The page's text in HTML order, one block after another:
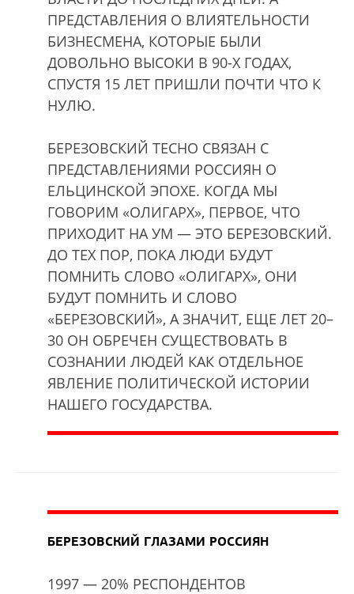
ПРЕДСТАВЛЕНИЯ О ВЛИЯТЕЛЬНОСТИ
БИЗНЕСМЕНА, КОТОРЫЕ БЫЛИ
ДОВОЛЬНО ВЫСОКИ В 90-Х ГОДАХ,
СПУСТЯ 15 ЛЕТ ПРИШЛИ ПОЧТИ ЧТО К
НУЛЮ.
БЕРЕЗОВСКИЙ ТЕСНО СВЯЗАН С
ПРЕДСТАВЛЕНИЯМИ РОССИЯН О
ЕЛЬЦИНСКОЙ ЭПОХЕ. КОГДА МЫ
ГОВОРИМ «ОЛИГАРХ», ПЕРВОЕ, ЧТО
ПРИХОДИТ НА УМ — ЭТО БЕРЕЗОВСКИЙ.
ДО ТЕХ ПОР, ПОКА ЛЮДИ БУДУТ
ПОМНИТЬ СЛОВО «ОЛИГАРХ», ОНИ
БУДУТ ПОМНИТЬ И СЛОВО
«БЕРЕЗОВСКИЙ», А ЗНАЧИТ, ЕЩЕ ЛЕТ 20–
30 ОН ОБРЕЧЕН СУЩЕСТВОВАТЬ В
СОЗНАНИИ ЛЮДЕЙ КАК ОТДЕЛЬНОЕ
ЯВЛЕНИЕ ПОЛИТИЧЕСКОЙ ИСТОРИИ
НАШЕГО ГОСУДАРСТВА.
БЕРЕЗОВСКИЙ ГЛАЗАМИ РОССИЯН
1997 — 20% РЕСПОНДЕНТОВ